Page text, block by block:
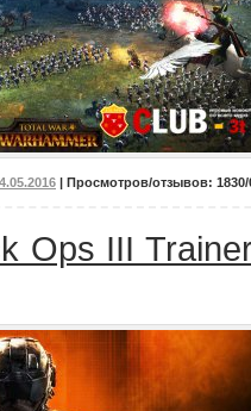
| Просмотров/отзывов: 1830/
Ops III